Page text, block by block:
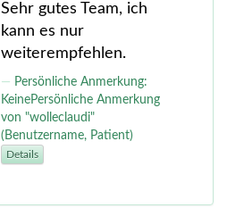
Sehr gutes Team, ich
kann es nur
weiterempfehlen.
Persönliche Anmerkung:
KeinePersönliche Anmerkung
von "wolleclaudi"
(Benutzername, Patient)
Details